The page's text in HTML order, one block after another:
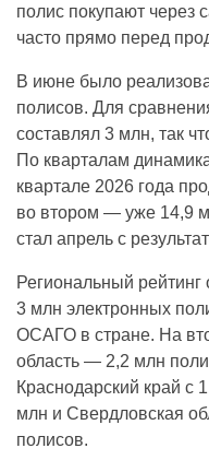
полис покупают через
часто прямо перед
В июне было
полисов. Для
составлял 3 млн, так
По кварталам
квартале 2026 года
во втором — уже 14,9
стал апрель с
Региональный
3 млн электронных
ОСАГО в стране. На
область — 2,2 млн
Краснодарский край с
млн и Свердловская
полисов.